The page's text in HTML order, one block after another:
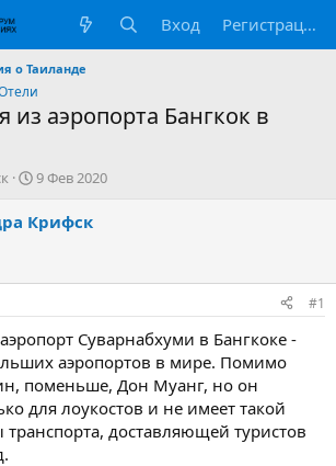
Вход Регистрация
о Таиланде
из аэропорта Бангкок в
Д
т
а
а
л
9 Фев 2020
Крифск
#1
Суварнабхуми в Бангкоке -
аэропортов в мире. Помимо
поменьше, Дон Муанг, но он
для лоукостов и не имеет такой
транспорта, доставляющей туристов